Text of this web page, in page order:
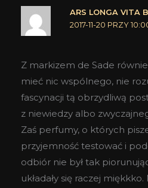
ARS LONGA VITA
2017-11-20 PRZY
Z markizem de Sade
mieć nic wspólnego, nie
fascynacji tą obrzydliwą
z niewiedzy albo
Zaś perfumy, o których
przyjemność testować i
odbiór nie był tak
układały się raczej